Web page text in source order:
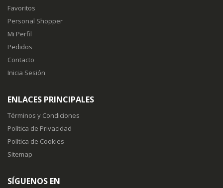
Favoritos
Personal Shopper
Mi Perfil
Pedidos
Contacto
Inicia Sesión
ENLACES PRINCIPALES
Términos y Condiciones
Política de Privacidad
Política de Cookies
Sitemap
SÍGUENOS EN